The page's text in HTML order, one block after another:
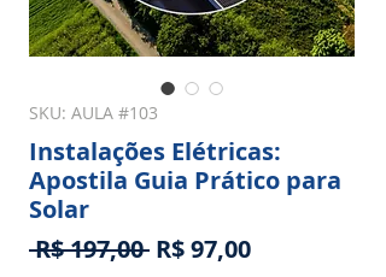
SKU: AULA #103
Instalações Elétricas:
Apostila Guia Prático para
Solar
R$ 197,00 Preço
R$ 97,00Preço